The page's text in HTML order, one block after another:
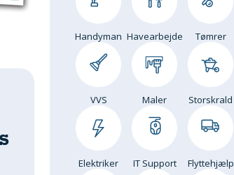
Handyman Havearbejde Tømrer
VVS Maler Storskrald
Elektriker IT Support Flyttehjælp